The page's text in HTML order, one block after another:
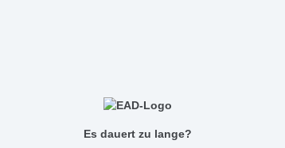
Es dauert zu lange?